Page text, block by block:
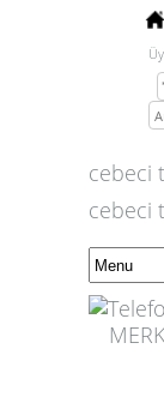
cebeci
cebeci